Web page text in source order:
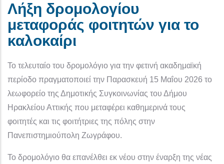
Λήξη δρομολογίου
μεταφοράς φοιτητών για το
καλοκαίρι
Το τελευταίο του δρομολόγιο για την φετινή ακαδημαϊκή
περίοδο πραγματοποιεί την Παρασκευή 15 Μαΐου 2026 το
λεωφορείο της Δημοτικής Συγκοινωνίας του Δήμου
Ηρακλείου Αττικής που μεταφέρει καθημερινά τους
φοιτητές και τις φοιτήτριες της πόλης στην
Πανεπιστημιούπολη Ζωγράφου.
Το δρομολόγιο θα επανέλθει εκ νέου στην έναρξη της νέας